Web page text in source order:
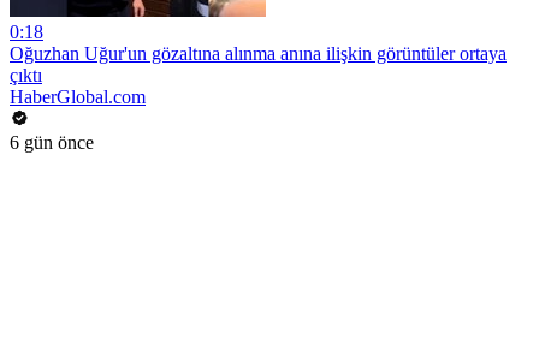
0:18
Oğuzhan Uğur'un gözaltına alınma anına ilişkin görüntüler ortaya
çıktı
HaberGlobal.com
6 gün önce